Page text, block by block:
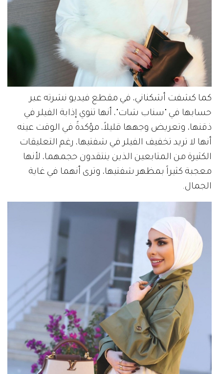
كما كشفت أشكناني، في مقطع فيديو نشرته عبر
حسابها في "سناب شات"، أنها تنوي إذابة الفيلر في
ذقنها، وتعريض وجهها قليلاً، مؤكدةً في الوقت عينه
أنها لا تريد تخفيف الفيلر في شفتيها، رغم التعليقات
الكثيرة من المتابعين الذين ينتقدون حجمهما، لأنها
معجبة كثيراً بمظهر شفتيها، وترى أنهما في غاية
الجمال.